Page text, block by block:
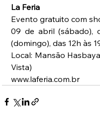
La Feria
Evento gratuito com
09 de abril (sábado),
(domingo), das 12h às
Local: Mansão
Vista)
www.laferia.com.br